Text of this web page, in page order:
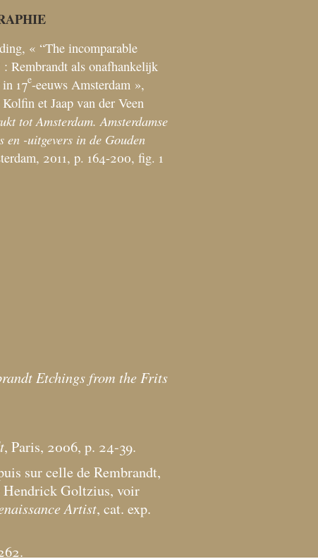
« “The incomparable
: Rembrandt als onafhankelijk
17e-eeuws Amsterdam »,
et Jaap van der Veen
tot Amsterdam. Amsterdamse
en -uitgevers in de Gouden
2011, p. 164-200, fig. 1
Etchings from the Frits
, Paris, 2006, p. 24-39.
sur celle de Rembrandt,
Hendrick Goltzius, voir
Artist, cat. exp.